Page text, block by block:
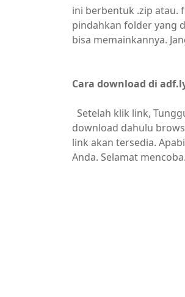
ini berbentuk .zip atau.
pindahkan folder yang
bisa memainkannya.
Cara download di
Setelah klik link,
download dahulu
link akan tersedia.
Anda. Selamat mencoba.